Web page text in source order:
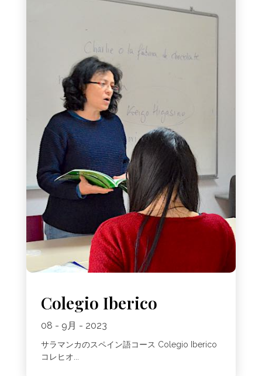
Colegio Iberico
08 - 9月 - 2023
サラマンカのスペイン語コース Colegio Iberico
コレヒオ...